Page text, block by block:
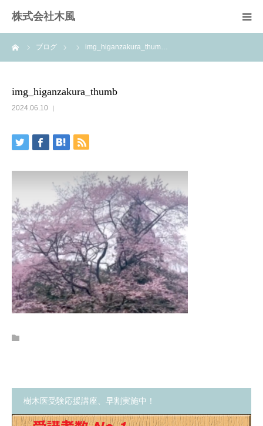
株式会社木風
ブログ img_higanzakura_thum…
img_higanzakura_thumb
2024.06.10
樹木医受験応援講座、早割実施中！
業務案内
お問い合せ